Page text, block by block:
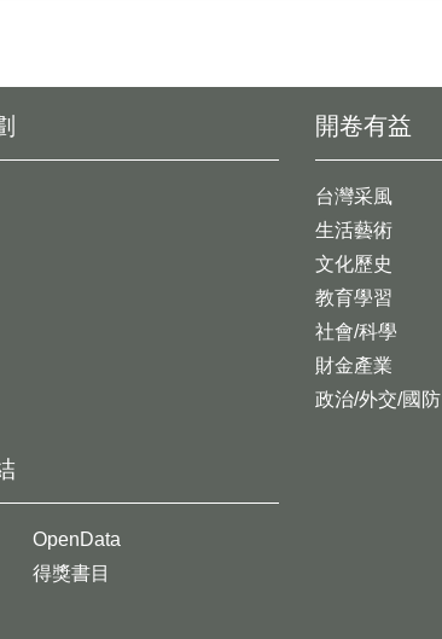
開卷有益
台灣采風
生活藝術
文化歷史
教育學習
社會/科學
財金產業
政治/外交/國防
OpenData
得獎書目